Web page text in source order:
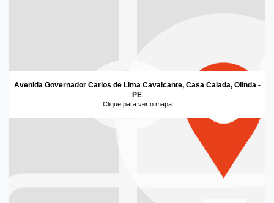
Avenida Governador Carlos de Lima Cavalcante, Casa Caiada, Olinda -
PE
Clique para ver o mapa